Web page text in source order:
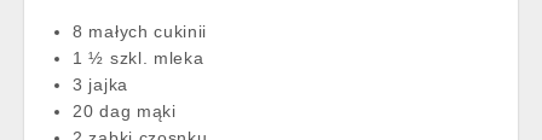
8 małych cukinii
1 ½ szkl. mleka
3 jajka
20 dag mąki